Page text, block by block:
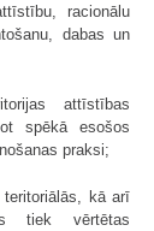
racionālu
dabas un
attīstības
spēkā esošos
praksi;
kā arī
tiek vērtētas